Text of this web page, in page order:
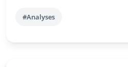
#Analyses